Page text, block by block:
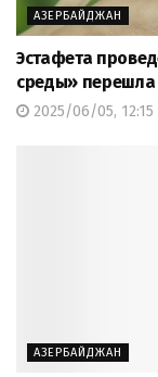
АЗЕРБАЙДЖАН
Эстафета
среды»
2025/06/05, 12:15
АЗЕРБАЙДЖАН